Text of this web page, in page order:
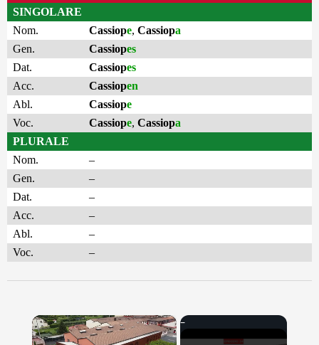
SINGOLARE
Nom.
Cassiope, Cassiopa
Gen.
Cassiopes
Dat.
Cassiopes
Acc.
Cassiopen
Abl.
Cassiope
Voc.
Cassiope, Cassiopa
PLURALE
Nom.
–
Gen.
–
Dat.
–
Acc.
–
Abl.
–
Voc.
–
×